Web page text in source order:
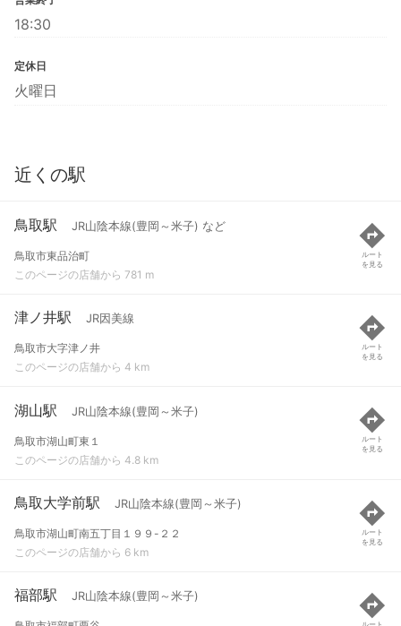
18:30
定休日
火曜日
近くの駅
鳥取駅 JR山陰本線(豊岡～米子) など
鳥取市東品治町
このページの店舗から 781 m
ルート
を見る
津ノ井駅 JR因美線
鳥取市大字津ノ井
このページの店舗から 4 km
ルート
を見る
湖山駅 JR山陰本線(豊岡～米子)
鳥取市湖山町東１
このページの店舗から 4.8 km
ルート
を見る
鳥取大学前駅 JR山陰本線(豊岡～米子)
鳥取市湖山町南五丁目１９９-２２
このページの店舗から 6 km
ルート
を見る
福部駅 JR山陰本線(豊岡～米子)